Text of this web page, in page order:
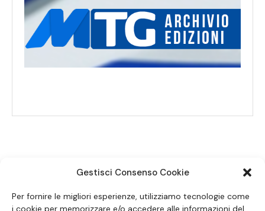
Gestisci Consenso Cookie
Per fornire le migliori esperienze, utilizziamo tecnologie come
i cookie per memorizzare e/o accedere alle informazioni del
SEGUICI SUI SOCIAL